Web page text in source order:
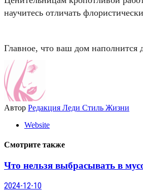
научитесь отличать
Главное, что ваш дом наполнится
Автор Редакция Леди Стиль Жизни
Website
Смотрите также
Что нельзя выбрасывать в
2024-12-10